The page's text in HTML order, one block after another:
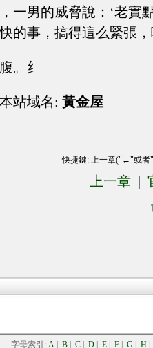
一男的威脅說：‘老實
的事，搞得這么緊張
。纟
站域名: 黃金屋
快捷鍵: 上一章("←"或
上一章 |
字母索引: A B C D E F G H